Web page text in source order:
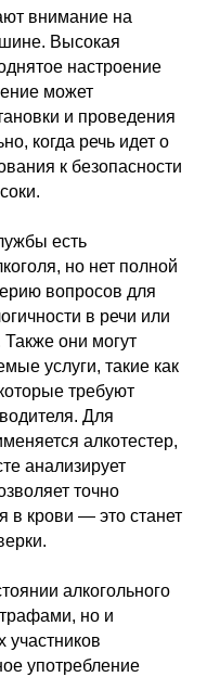
внимание на
Высокая
настроение
может
и проведения
когда речь идет о
к безопасности
есть
но нет полной
вопросов для
в речи или
Также они могут
услуги, такие как
требуют
Для
алкотестер,
анализирует
точно
в крови — это станет
алкогольного
но и
участников
употребление